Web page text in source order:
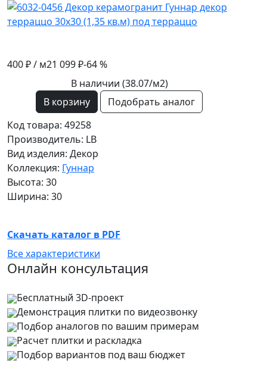
400 ₽/ м21 099 ₽-64 %
В наличии (38.07/м2)
В корзину
Подобрать аналог
Код товара: 49258
Производитель: LB
Вид изделия: Декор
Коллекция: Гуннар
Высота: 30
Ширина: 30
Скачать каталог в PDF
Все характеристики
Онлайн консультация
Бесплатный 3D-проект
Демонстрация плитки по видеозвонку
Подбор аналогов по вашим примерам
Расчет плитки и раскладка
Подбор вариантов под ваш бюджет